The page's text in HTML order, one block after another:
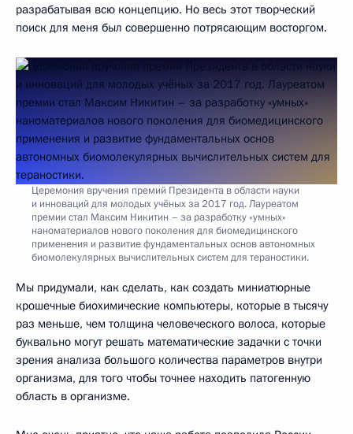
разрабатывая всю концепцию. Но весь этот творческий
поиск для меня был совершенно потрясающим восторгом.
Церемония вручения премий Президента в области науки
и инноваций для молодых учёных за 2017 год. Лауреатом
премии стал Максим Никитин – за разработку «умных»
наноматериалов нового поколения для биомедицинского
применения и развитие фундаментальных основ автономных
биомолекулярных вычислительных систем для тераностики.
Мы придумали, как сделать, как создать миниатюрные
крошечные биохимические компьютеры, которые в тысячу
раз меньше, чем толщина человеческого волоса, которые
буквально могут решать математические задачки с точки
зрения анализа большого количества параметров внутри
организма, для того чтобы точнее находить патогенную
область в организме.